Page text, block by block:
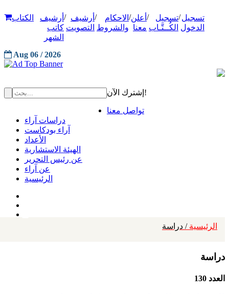
تسجيل
الدخول
/تسجيل
الكُــتَّـاب
/ أعلن
معنا
/ الاحكام
والشروط
/ أرشيف
التصويت
/ أرشيف
كاتب
الشهر
الكتاب
Aug 06 / 2026
إشترك الآن!
تواصل معنا
دراسات آراء
آراء بودكاست
الأعداد
الهيئة الاستشارية
عن رئيس التحرير
عن آراء
الرئيسية
الرئيسية / دراسة
دراسة
العدد 130